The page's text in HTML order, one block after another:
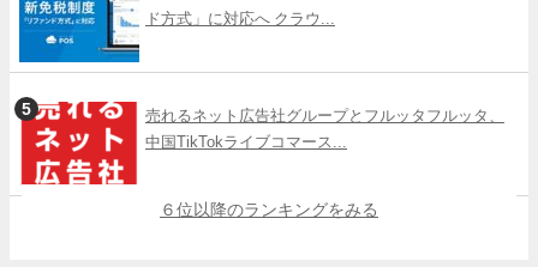
ド方式」に対応へ クラウ...
売れるネット広告社グループとフルッタフルッタ、
中国TikTokライブコマース...
６位以降のランキングをみる